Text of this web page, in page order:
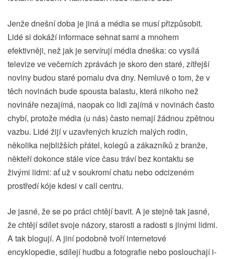
Jenže dnešní doba je jiná a média se musí přizpůsobit.
Lidé si dokáží informace sehnat sami a mnohem
efektivněji, než jak je servírují média dneška: co vysílá
televize ve večerních zprávách je skoro den staré, zítřejší
noviny budou staré pomalu dva dny. Nemluvě o tom, že v
těch novinách bude spousta balastu, která nikoho než
novináře nezajímá, naopak co lidi zajímá v novinách často
chybí, protože média (u nás) často nemají žádnou zpětnou
vazbu. Lidé žijí v uzavřených kruzích malých rodin,
několika nejbližších přátel, kolegů a zákazníků z branže,
někteří dokonce stále více času tráví bez kontaktu se
živými lidmi: ať už v soukromí chatu nebo odcizeném
prostředí kóje kdesi v call centru.
Je jasné, že se po práci chtějí bavit. A je stejně tak jasné,
že chtějí sdílet svoje názory, starosti a radosti s jinými lidmi.
A tak blogují. A jiní podobně tvoří internetové
encyklopedie, sdílejí hudbu a fotografie nebo poslouchají i-